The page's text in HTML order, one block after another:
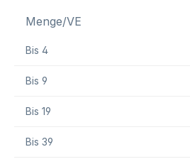
Menge/VE
Bis 4
Bis 9
Bis 19
Bis 39